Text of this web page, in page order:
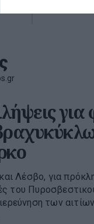
Λέσβο, για
του
των